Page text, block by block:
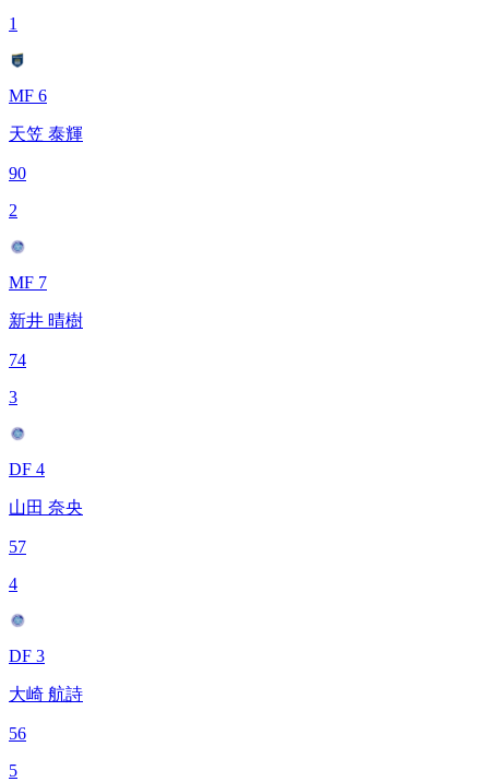
1
MF 6
天笠 泰輝
90
2
MF 7
新井 晴樹
74
3
DF 4
山田 奈央
57
4
DF 3
大崎 航詩
56
5